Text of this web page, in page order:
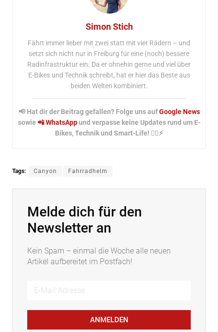
Simon Stich
Fährt immer lieber mit zwei statt mit vier Rädern – und
setzt sich nicht nur in Freiburg für eine (noch) bessere
Radinfrastruktur ein. Da er ohnehin gerne und viel über
E-Bikes und Technik schreibt, hat er hier das Beste aus
beiden Welten kombiniert.
📢 Hat dir der Beitrag gefallen? Folge uns aufGoogle News
sowie 📲 WhatsAppund verpasse keine Updates rund um E-
Bikes, Technik und Smart-Life! 🚴‍♂️⚡
Tags: Canyon Fahrradhelm
Melde dich für den
Newsletter an
Kein Spam – einmal die Woche alle neuen
Artikel aufbereitet im Postfach!
ANMELDEN